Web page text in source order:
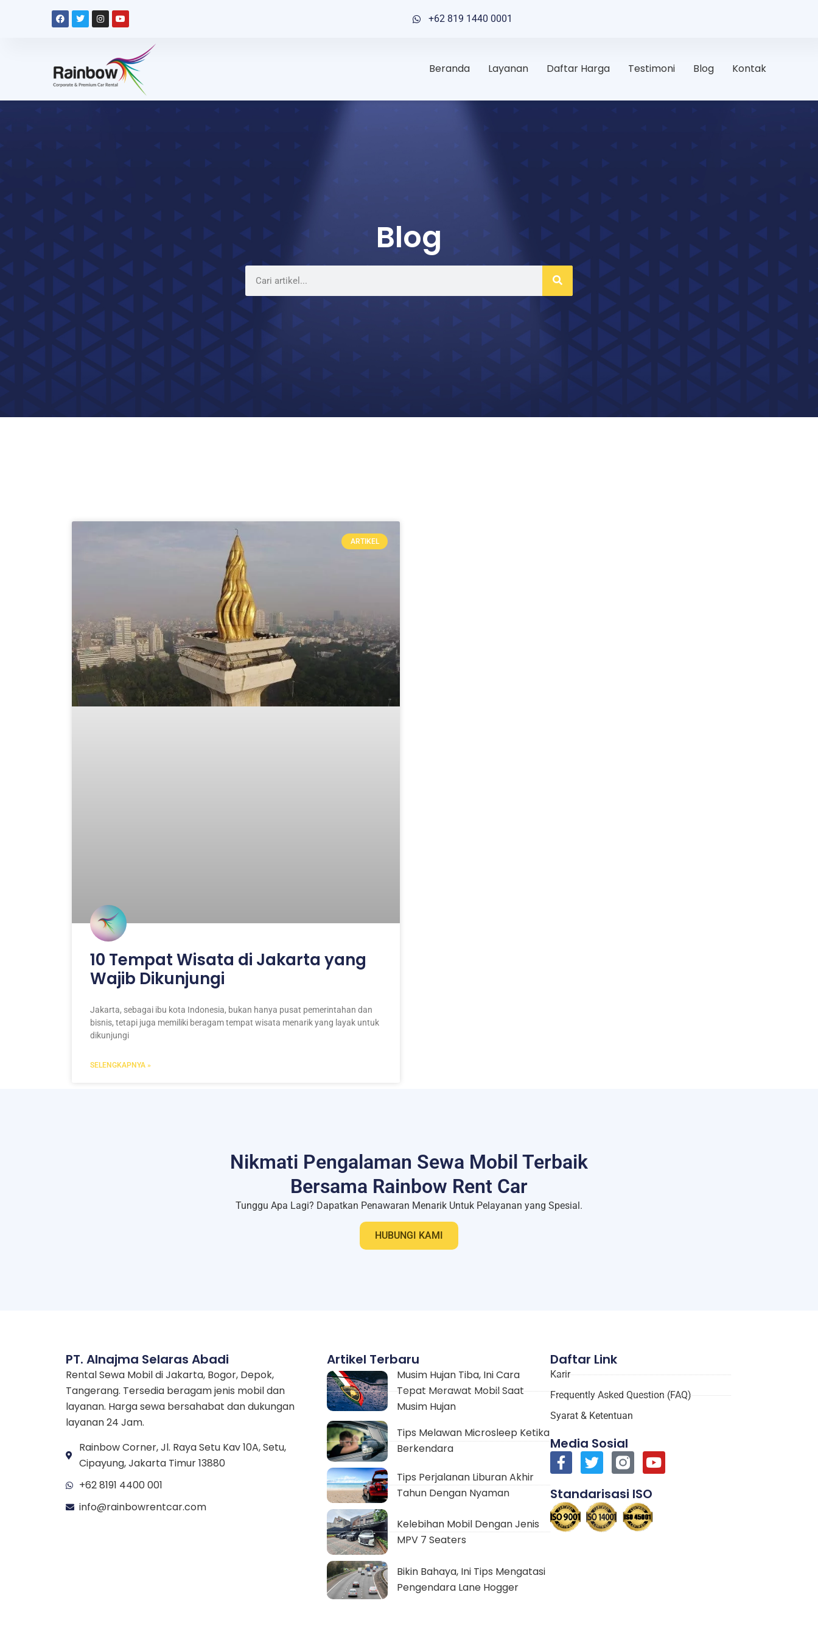
+62 819 1440 0001
Beranda Layanan Daftar Harga Testimoni Blog Kontak
Blog
ARTIKEL
10 Tempat Wisata di Jakarta yang
Wajib Dikunjungi
Jakarta, sebagai ibu kota Indonesia, bukan hanya pusat pemerintahan dan
bisnis, tetapi juga memiliki beragam tempat wisata menarik yang layak untuk
dikunjungi
SELENGKAPNYA »
Nikmati Pengalaman Sewa Mobil Terbaik
Bersama Rainbow Rent Car
Tunggu Apa Lagi? Dapatkan Penawaran Menarik Untuk Pelayanan yang Spesial.
HUBUNGI KAMI
PT. Alnajma Selaras Abadi
Rental Sewa Mobil di Jakarta, Bogor, Depok,
Tangerang. Tersedia beragam jenis mobil dan
layanan. Harga sewa bersahabat dan dukungan
layanan 24 Jam.
Rainbow Corner, Jl. Raya Setu Kav 10A, Setu,
Cipayung, Jakarta Timur 13880
+62 8191 4400 001
info@rainbowrentcar.com
Artikel Terbaru
Musim Hujan Tiba, Ini Cara
Tepat Merawat Mobil Saat
Musim Hujan
Tips Melawan Microsleep Ketika
Berkendara
Tips Perjalanan Liburan Akhir
Tahun Dengan Nyaman
Kelebihan Mobil Dengan Jenis
MPV 7 Seaters
Bikin Bahaya, Ini Tips Mengatasi
Pengendara Lane Hogger
Daftar Link
Karir
Frequently Asked Question (FAQ)
Syarat & Ketentuan
Media Sosial
Standarisasi ISO